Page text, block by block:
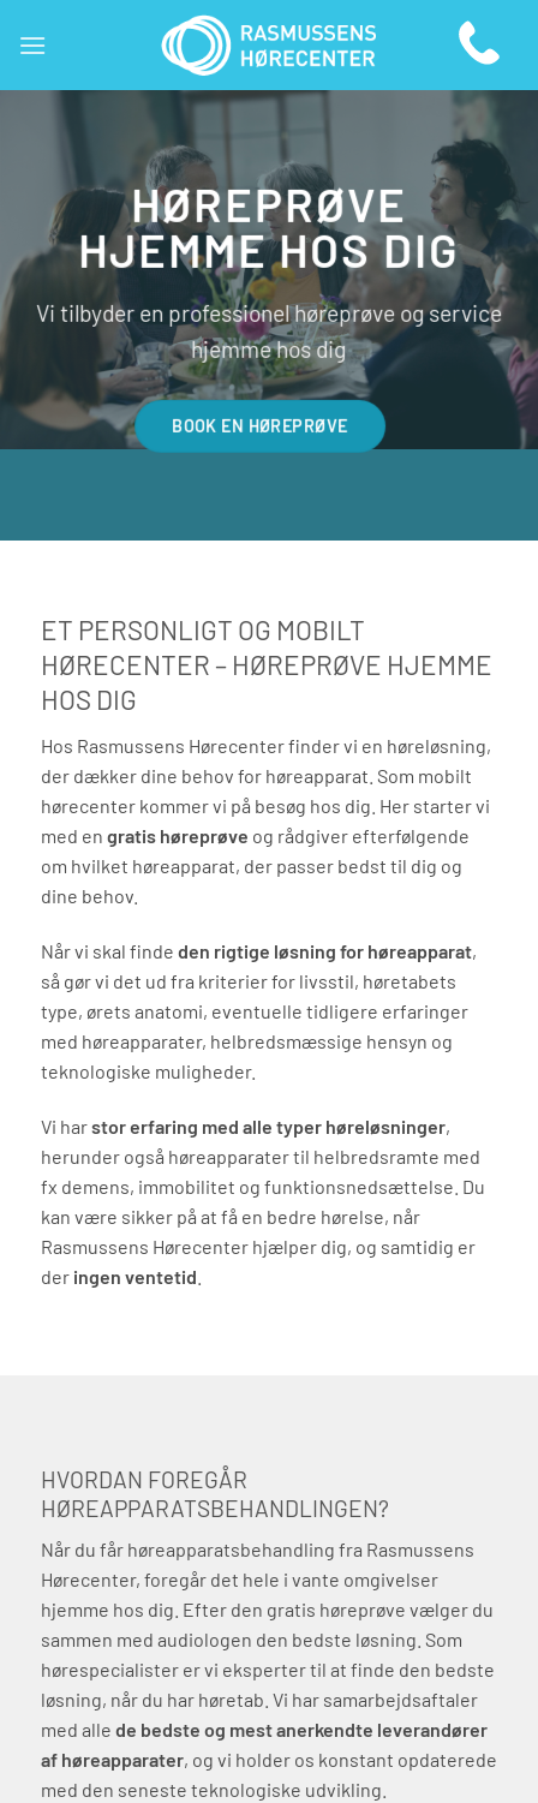
HØREPRØVE
HJEMME HOS DIG
Vi tilbyder en professionel høreprøve og service
hjemme hos dig
BOOK EN HØREPRØVE
ET PERSONLIGT OG MOBILT
HØRECENTER – HØREPRØVE HJEMME
HOS DIG
Hos Rasmussens Hørecenter finder vi en høreløsning,
der dækker dine behov for høreapparat. Som mobilt
hørecenter kommer vi på besøg hos dig. Her starter vi
med en gratis høreprøve og rådgiver efterfølgende
om hvilket høreapparat, der passer bedst til dig og
dine behov.
Når vi skal finde den rigtige løsning for høreapparat,
så gør vi det ud fra kriterier for livsstil, høretabets
type, ørets anatomi, eventuelle tidligere erfaringer
med høreapparater, helbredsmæssige hensyn og
teknologiske muligheder.
Vi harstor erfaring med alle typer høreløsninger,
herunder også høreapparater til helbredsramte med
fx demens, immobilitet og funktionsnedsættelse. Du
kan være sikker på at få en bedre hørelse, når
Rasmussens Hørecenter hjælper dig, og samtidig er
der ingen ventetid
HVORDAN FOREGÅR
HØREAPPARATSBEHANDLINGEN?
Når du får høreapparatsbehandling fra Rasmussens
Hørecenter, foregår det hele i vante omgivelser
hjemme hos dig. Efter den gratis høreprøve vælger du
sammen med audiologen den bedste løsning. Som
hørespecialister er vi eksperter til at finde den bedste
løsning, når du har høretab. Vi har samarbejdsaftaler
med alle de bedste og mest anerkendte leverandører
af høreapparater, og vi holder os konstant opdaterede
med den seneste teknologiske udvikling.